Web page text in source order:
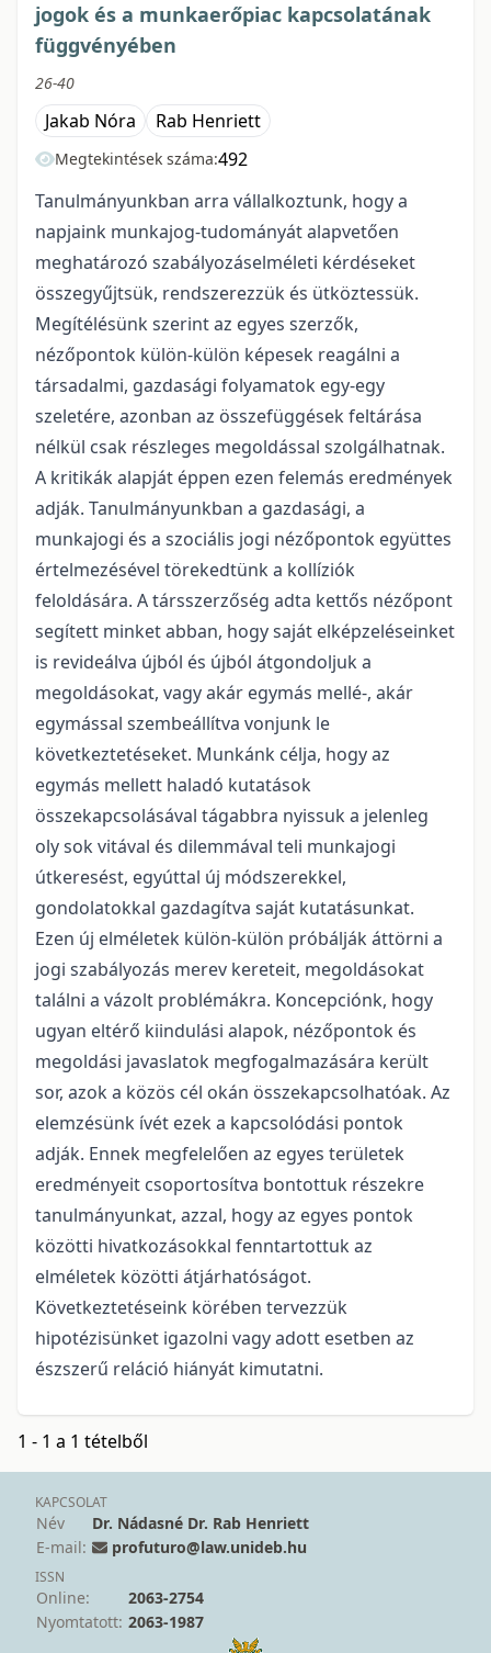
jogok és a munkaerőpiac kapcsolatának
függvényében
26-40
Jakab Nóra Rab Henriett
Megtekintések száma:492
Tanulmányunkban arra vállalkoztunk, hogy a
napjaink munkajog-tudományát alapvetően
meghatározó szabályozáselméleti kérdéseket
összegyűjtsük, rendszerezzük és ütköztessük.
Megítélésünk szerint az egyes szerzők,
nézőpontok külön-külön képesek reagálni a
társadalmi, gazdasági folyamatok egy-egy
szeletére, azonban az összefüggések feltárása
nélkül csak részleges megoldással szolgálhatnak.
A kritikák alapját éppen ezen felemás eredmények
adják. Tanulmányunkban a gazdasági, a
munkajogi és a szociális jogi nézőpontok együttes
értelmezésével törekedtünk a kollíziók
feloldására. A társszerzőség adta kettős nézőpont
segített minket abban, hogy saját elképzeléseinket
is revideálva újból és újból átgondoljuk a
megoldásokat, vagy akár egymás mellé-, akár
egymással szembeállítva vonjunk le
következtetéseket. Munkánk célja, hogy az
egymás mellett haladó kutatások
összekapcsolásával tágabbra nyissuk a jelenleg
oly sok vitával és dilemmával teli munkajogi
útkeresést, egyúttal új módszerekkel,
gondolatokkal gazdagítva saját kutatásunkat.
Ezen új elméletek külön-külön próbálják áttörni a
jogi szabályozás merev kereteit, megoldásokat
találni a vázolt problémákra. Koncepciónk, hogy
ugyan eltérő kiindulási alapok, nézőpontok és
megoldási javaslatok megfogalmazására került
sor, azok a közös cél okán összekapcsolhatóak. Az
elemzésünk ívét ezek a kapcsolódási pontok
adják. Ennek megfelelően az egyes területek
eredményeit csoportosítva bontottuk részekre
tanulmányunkat, azzal, hogy az egyes pontok
közötti hivatkozásokkal fenntartottuk az
elméletek közötti átjárhatóságot.
Következtetéseink körében tervezzük
hipotézisünket igazolni vagy adott esetben az
észszerű reláció hiányát kimutatni.
1 - 1 a 1 tételből
KAPCSOLAT
Név
Dr. Nádasné Dr. Rab Henriett
E-mail:
profuturo@law.unideb.hu
ISSN
Online:
2063-2754
Nyomtatott: 2063-1987